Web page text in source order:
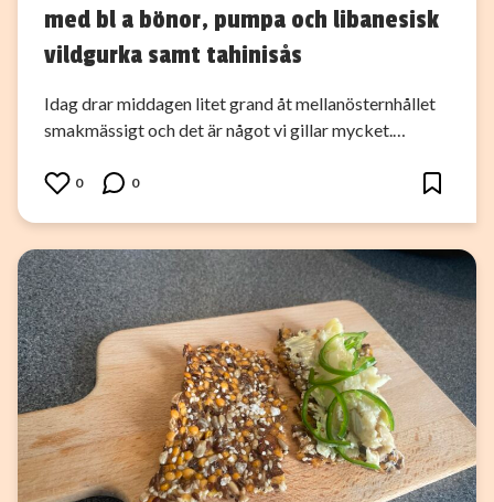
med bl a bönor, pumpa och libanesisk
vildgurka samt tahinisås
Idag drar middagen litet grand åt mellanösternhållet
smakmässigt och det är något vi gillar mycket.…
0 0